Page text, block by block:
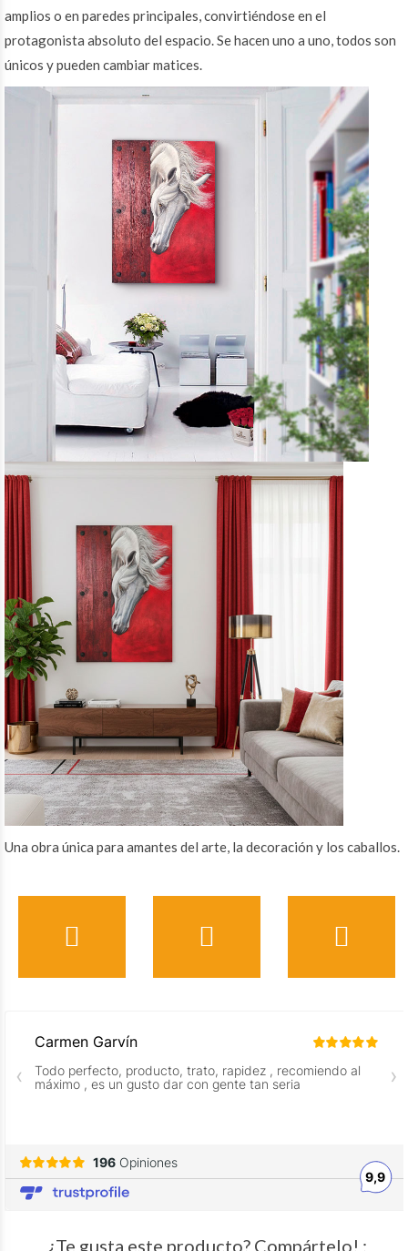
amplios o en paredes principales, convirtiéndose en el
protagonista absoluto del espacio. Se hacen uno a uno, todos son
únicos y pueden cambiar matices.
Una obra única para amantes del arte, la decoración y los caballos.
¿Te gusta este producto? Compártelo! :